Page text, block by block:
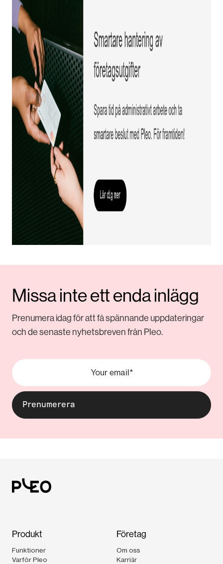
Missa inte ett enda inlägg
Prenumera idag för att få spännande uppdateringar
och de senaste nyhetsbreven från Pleo.
Produkt
Funktioner
Varför Pleo
Företag
Om oss
Karriär